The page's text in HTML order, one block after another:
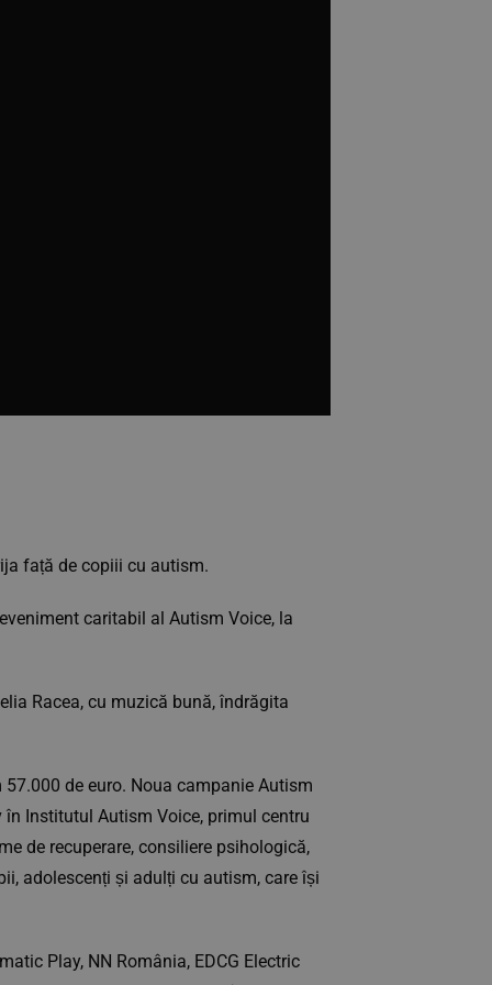
față de copiii cu autism.
caritabil al Autism Voice, la
Racea, cu muzică bună, îndrăgita
de euro. Noua campanie Autism
Institutul Autism Voice, primul centru
de recuperare, consiliere psihologică,
adolescenți și adulți cu autism, care își
Play, NN România, EDCG Electric